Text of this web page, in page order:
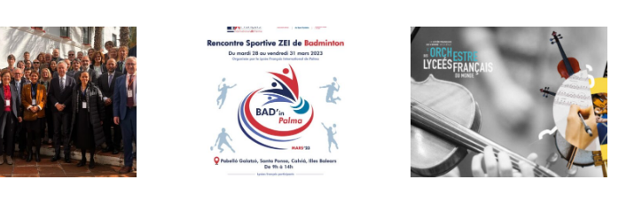
Bad’In Palma
Orchestre
des lycées
français du
Monde
100% de
réussite au
Bachibac